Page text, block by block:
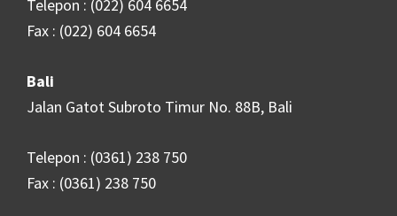
Telepon : (022) 604 6654
Fax : (022) 604 6654
Bali
Jalan Gatot Subroto Timur No. 88B, Bali
Telepon : (0361) 238 750
Fax : (0361) 238 750